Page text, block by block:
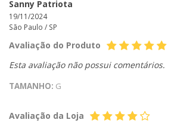
Sanny Patriota
19/11/2024
São Paulo / SP
Avaliação do Produto
Esta avaliação não possui comentários.
TAMANHO: G
Avaliação da Loja